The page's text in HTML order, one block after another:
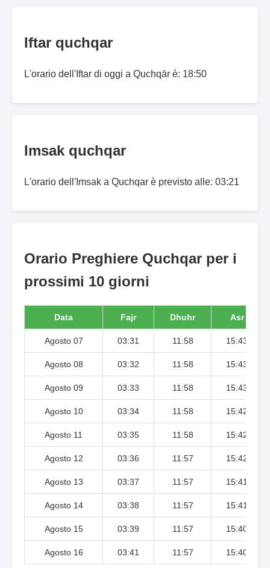
Iftar quchqar
L'orario dell'Iftar di oggi a Quchqār è: 18:50
Imsak quchqar
L'orario dell'Imsak a Quchqar è previsto alle: 03:21
Orario Preghiere Quchqar per i
prossimi 10 giorni
Data Fajr Dhuhr Asr
Agosto 07 03:31 11:58 15:43
Agosto 08 03:32 11:58 15:43
Agosto 09 03:33 11:58 15:43
Agosto 10 03:34 11:58 15:42
Agosto 11 03:35 11:58 15:42
Agosto 12 03:36 11:57 15:42
Agosto 13 03:37 11:57 15:41
Agosto 14 03:38 11:57 15:41
Agosto 15 03:39 11:57 15:40
Agosto 16 03:41 11:57 15:40